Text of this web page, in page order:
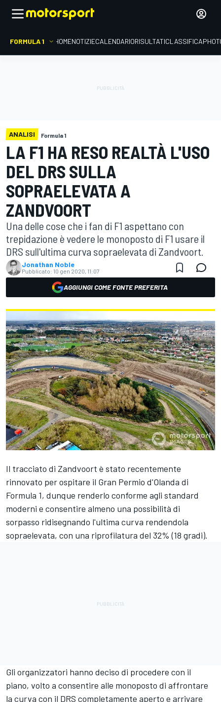
FORMULA 1 HOMENOTIZIECALENDARIORISULTATICLASSIFICA
ANALISI Formula 1
LA F1 HA RESO REALTÀ L'USO
DEL DRS SULLA
SOPRAELEVATA A
ZANDVOORT
Una delle cose che i fan di F1 aspettano con
trepidazione è vedere le monoposto di F1 usare il
DRS sull'ultima curva sopraelevata di Zandvoort.
Jonathan Noble
Pubblicato: 10 gen 2020, 11:07
AGGIUNGI COME FONTE PREFERITA
Il tracciato di Zandvoort è stato recentemente
rinnovato per ospitare il Gran Permio d'Olanda di
Formula 1, dunque renderlo conforme agli standard
moderni e consentire almeno una possibilità di
sorpasso ridisegnando l'ultima curva rendendola
sopraelevata, con una riprofilatura del 32% (18 gradi).
Gli organizzatori hanno deciso di procedere con il
piano, volto a consentire alle monoposto di affrontare
la curva con il DRS completamente aperto e arrivare